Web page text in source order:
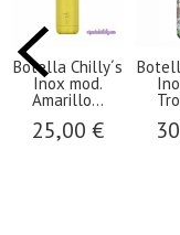
Botella Chilly´s
Inox mod.
Tropical...
30,00 €